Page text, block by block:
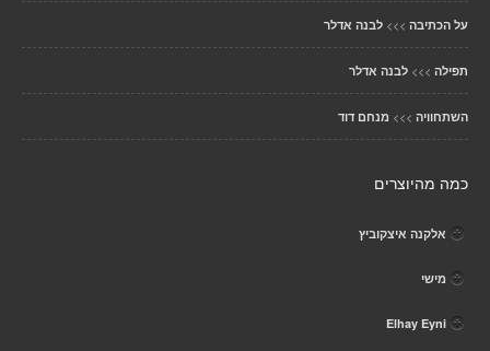
על הכתיבה >>> לבנה אדלר
תפילה >>> לבנה אדלר
השתחוויה >>> מנחם דוד
כמה מהיוצרים
אלקנה איצקוביץ
מישי
Elhay Eyni